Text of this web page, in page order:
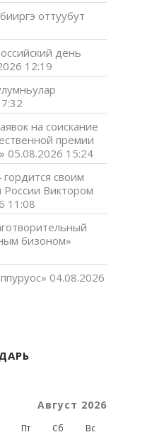
оттуубут
день
12:19
на соискание
премии
05.08.2026 15:24
своим
Виктором
11:08
бизоном»
04.08.2026
Август 2026
Пт Сб Вс